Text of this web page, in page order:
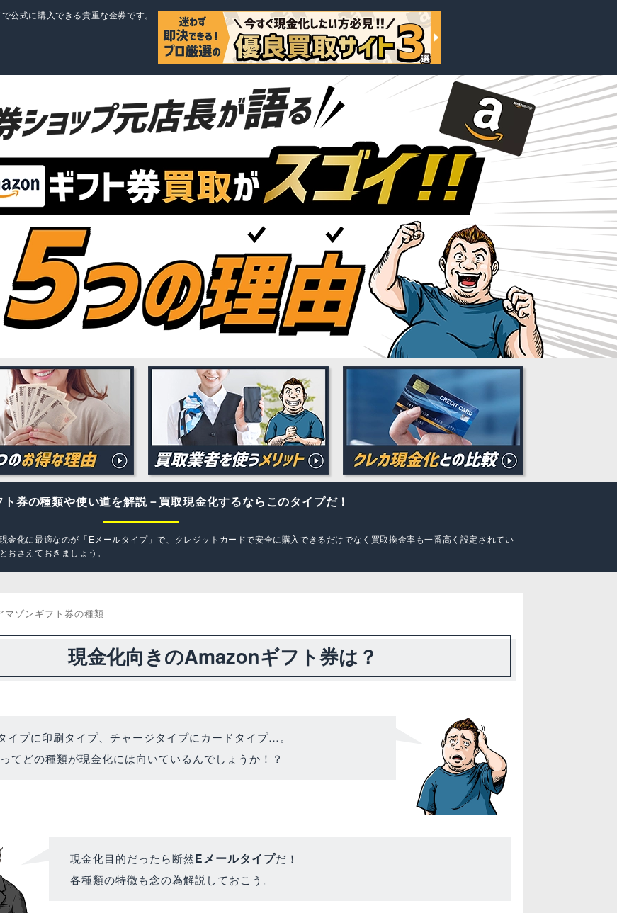
公式に購入できる貴重な金券です。
券の種類や使い道を解説－買取現金化するならこのタイプだ！
金化に最適なのが「Eメールタイプ」で、クレジットカードで安全に購入できるだけでなく買取換金率も一番高く設定されてい
さえておきましょう。
マゾンギフト券の種類
現金化向きのAmazonギフト券は？
イプに印刷タイプ、チャージタイプにカードタイプ…。
てどの種類が現金化には向いているんでしょうか！？
現金化目的だったら断然Eメールタイプだ！
各種類の特徴も念の為解説しておこう。